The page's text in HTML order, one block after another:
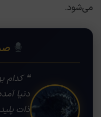
می‌شود.
❝ کدام
دنیا
ذات